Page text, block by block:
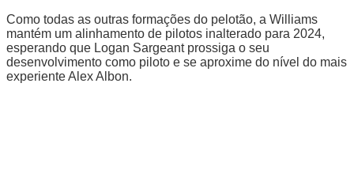
Como todas as outras formações do pelotão, a Williams
mantém um alinhamento de pilotos inalterado para 2024,
esperando que Logan Sargeant prossiga o seu
desenvolvimento como piloto e se aproxime do nível do mais
experiente Alex Albon.